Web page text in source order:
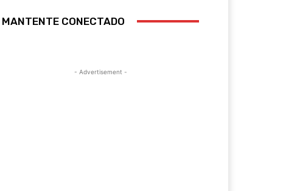
MANTENTE CONECTADO
- Advertisement -